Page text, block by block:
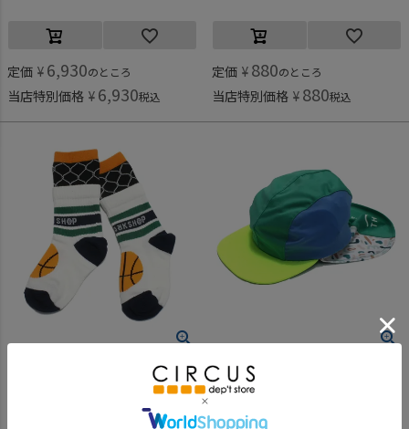
定価 ¥ 6,930のところ
当店特別価格 ¥ 6,930税込
定価 ¥ 880のところ
当店特別価格 ¥ 880税込
[ザ・パークショップ] LAYERED BASKET ソックス ホワイト
ザ・パークショップ